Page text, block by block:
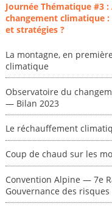
Journée Thématique #3
changement climatique
et stratégies ?
La montagne, en
climatique
Observatoire du
— Bilan 2023
Le réchauffement
Coup de chaud sur les
Convention Alpine — 7e
Gouvernance des